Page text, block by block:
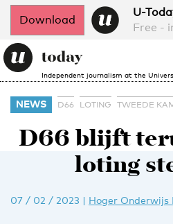
Download
U-
Free -
Independent journalism at the
NEWS D66 LOTING TWEEDE
D66 blijft
loting
07 / 02 / 2023 | Hoger Onderwijs